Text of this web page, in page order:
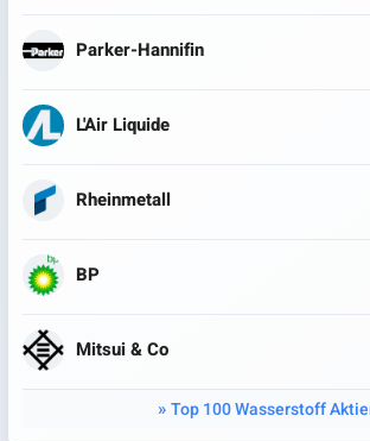
Parker-Hannifin
L'Air Liquide
Rheinmetall
BP
Mitsui & Co
Top 100 Wasserstoff